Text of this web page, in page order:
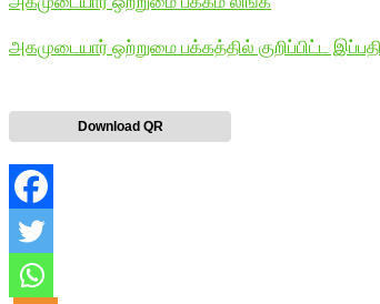
அகமுடையார் ஒற்றுமை பக்கத்தில் குறிப்பிட்ட
Download QR